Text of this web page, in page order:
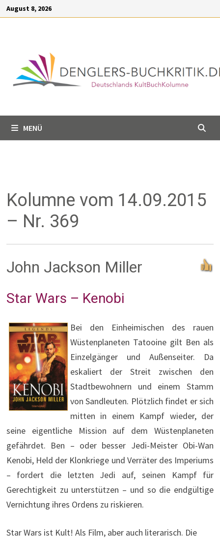
springen
August 8, 2026
MENÜ
Kolumne vom 14.09.2015
– Nr. 369
John Jackson Miller
Star Wars – Kenobi
Bei den Einheimischen des rauen
Wüstenplaneten Tatooine gilt Ben als
Einzelgänger und Außenseiter. Da
eskaliert der Streit zwischen den
Stadtbewohnern und einem Stamm
von Sandleuten. Plötzlich findet er sich
mitten in einem Kampf wieder, der
seine eigentliche Mission auf dem Wüstenplaneten
gefährdet. Ben – oder besser Jedi-Meister Obi-Wan
Kenobi, Held der Klonkriege und Verräter des Imperiums
– fordert die letzten Jedi auf, seinen Kampf für
Gerechtigkeit zu unterstützen – und so die endgültige
Vernichtung ihres Ordens zu riskieren.
Star Wars ist Kult! Als Film, aber auch literarisch. Die